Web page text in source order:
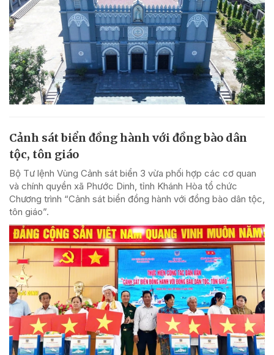
Cảnh sát biển đồng hành với đồng bào dân
tộc, tôn giáo
Bộ Tư lệnh Vùng Cảnh sát biển 3 vừa phối hợp các cơ quan
và chính quyền xã Phước Dinh, tỉnh Khánh Hòa tổ chức
Chương trình “Cảnh sát biển đồng hành với đồng bào dân tộc,
tôn giáo”.